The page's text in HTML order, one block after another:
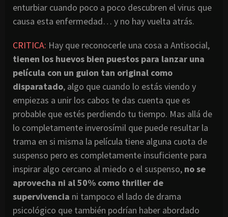
enturbiar cuando poco a poco descubren el virus que
causa esta enfermedad… y no hay vuelta atrás.
CRITICA: Hay que reconocerle una cosa a Antisocial,
tienen los huevos bien puestos para lanzar una
película con un guion tan original como
disparatado, algo que cuando lo estás viendo y
empiezas a unir los cabos te das cuenta que es
probable que estés perdiendo tu tiempo. Mas allá de
lo completamente inverosímil que puede resultar la
trama en si misma la película tiene alguna cuota de
suspenso pero es completamente insuficiente para
inspirar algo cercano al miedo o el suspenso, no se
aprovecha ni al 50% como thriller de
supervivencia ni tampoco el lado de drama
psicológico que también podrían haber abordado